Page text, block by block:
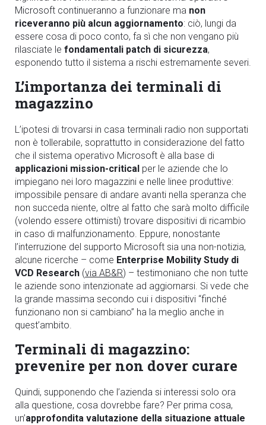
Microsoft continueranno a funzionare ma non
riceveranno più alcun aggiornamento: ciò, lungi da
essere cosa di poco conto, fa sì che non vengano più
rilasciate le fondamentali patch di sicurezza,
esponendo tutto il sistema a rischi estremamente severi.
L’importanza dei terminali di
magazzino
L’ipotesi di trovarsi in casa terminali radio non supportati
non è tollerabile, soprattutto in considerazione del fatto
che il sistema operativo Microsoft è alla base di
applicazioni mission-critical per le aziende che lo
impiegano nei loro magazzini e nelle linee produttive:
impossibile pensare di andare avanti nella speranza che
non succeda niente, oltre al fatto che sarà molto difficile
(volendo essere ottimisti) trovare dispositivi di ricambio
in caso di malfunzionamento. Eppure, nonostante
l’interruzione del supporto Microsoft sia una non-notizia,
alcune ricerche – come Enterprise Mobility Study di
VCD Research (via AB&R) – testimoniano che non tutte
le aziende sono intenzionate ad aggiornarsi. Si vede che
la grande massima secondo cui i dispositivi “finché
funzionano non si cambiano” ha la meglio anche in
quest’ambito.
Terminali di magazzino:
prevenire per non dover curare
Quindi, supponendo che l’azienda si interessi solo ora
alla questione, cosa dovrebbe fare? Per prima cosa,
un’approfondita valutazione della situazione attuale